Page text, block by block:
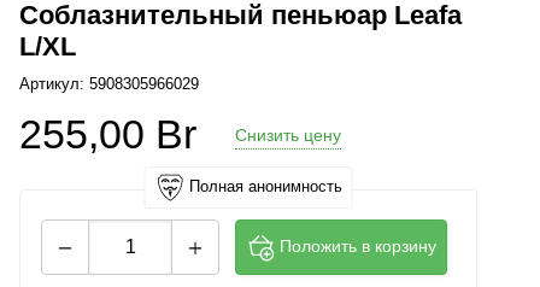
Соблазнительный пеньюар Leafa
L/XL
Артикул: 5908305966029
255,00 Br Снизить цену
Полная анонимность
Положить в корзину